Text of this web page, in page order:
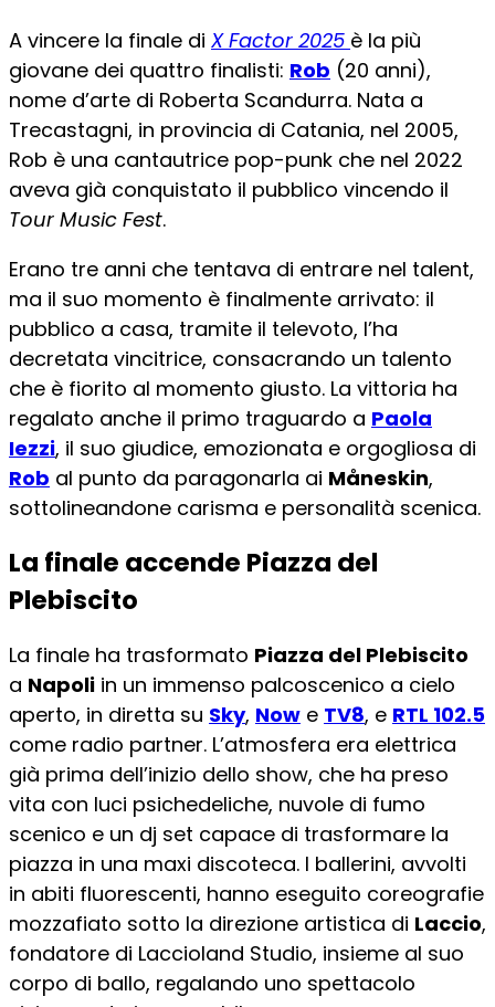
A vincere la finale di X Factor 2025 è la più
giovane dei quattro finalisti: Rob (20 anni),
nome d’arte di Roberta Scandurra. Nata a
Trecastagni, in provincia di Catania, nel 2005,
Rob è una cantautrice pop-punk che nel 2022
aveva già conquistato il pubblico vincendo il
Tour Music Fest.
Erano tre anni che tentava di entrare nel talent,
ma il suo momento è finalmente arrivato: il
pubblico a casa, tramite il televoto, l’ha
decretata vincitrice, consacrando un talento
che è fiorito al momento giusto. La vittoria ha
regalato anche il primo traguardo a Paola
Iezzi, il suo giudice, emozionata e orgogliosa di
Rob al punto da paragonarla ai Måneskin,
sottolineandone carisma e personalità scenica.
La finale accende Piazza del
Plebiscito
La finale ha trasformato Piazza del Plebiscito
a Napoli in un immenso palcoscenico a cielo
aperto, in diretta su Sky, Now e TV8, e RTL 102.5
come radio partner. L’atmosfera era elettrica
già prima dell’inizio dello show, che ha preso
vita con luci psichedeliche, nuvole di fumo
scenico e un dj set capace di trasformare la
piazza in una maxi discoteca. I ballerini, avvolti
in abiti fluorescenti, hanno eseguito coreografie
mozzafiato sotto la direzione artistica di Laccio,
fondatore di Laccioland Studio, insieme al suo
corpo di ballo, regalando uno spettacolo